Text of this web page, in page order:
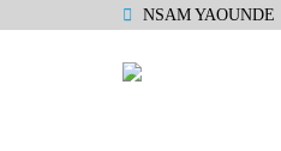
NSAM YAOUNDE |